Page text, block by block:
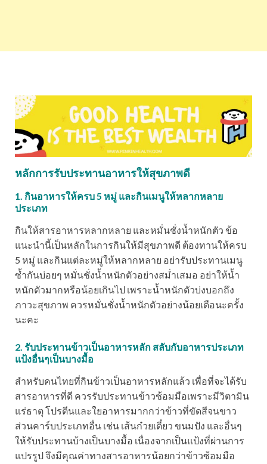
หลักการรับประทานอาหารให้สุขภาพดี
1. กินอาหารให้ครบ 5 หมู่ และกินเมนูให้หลากหลาย
ประเภท
กินให้สารอาหารหลากหลาย และหมั่นชั่งน้ำหนักตัว ข้อ
แนะนำนี้เป็นหลักในการกินให้มีสุขภาพดี ต้องทานให้ครบ
5 หมู่ และกินแต่ละหมู่ให้หลากหลาย อย่ารับประทานเมนู
ซ้ำกันบ่อยๆ หมั่นชั่งน้ำหนักตัวอย่างสม่ำเสมอ อย่าให้น้ำ
หนักตัวมากหรือน้อยเกินไป เพราะน้ำหนักตัวบ่งบอกถึง
ภาวะสุขภาพ ควรหมั่นชั่งน้ำหนักตัวอย่างน้อยเดือนะครั้ง
นะคะ
2. รับประทานข้าวเป็นอาหารหลัก สลับกับอาหารประเภท
แป้งอื่นๆเป็นบางมื้อ
สำหรับคนไทยที่กินข้าวเป็นอาหารหลักแล้ว เพื่อที่จะได้รับ
สารอาหารที่ดี ควรรับประทานข้าวซ้อมมือเพราะมีวิตามิน
แร่ธาตุ โปรตีนและใยอาหารมากกว่าข้าวที่ขัดสีจนขาว
ส่วนคาร์บประเภทอื่น เช่น เส้นก๋วยเตี๋ยว ขนมปัง และอื่นๆ
ให้รับประทานบ้างเป็นบางมื้อ เนื่องจากเป็นแป้งที่ผ่านการ
แปรรูป จึงมีคุณค่าทางสารอาหารน้อยกว่าข้าวซ้อมมือ